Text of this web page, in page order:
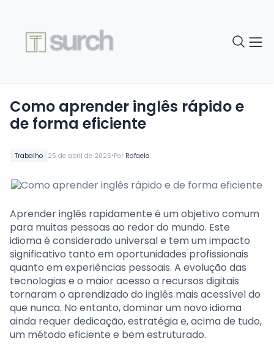
Trabalho 25 de abril de 2025•Por Rafaela
Como aprender inglês rápido e
de forma eficiente
Aprender inglês rapidamente é um objetivo comum
para muitas pessoas ao redor do mundo. Este
idioma é considerado universal e tem um impacto
significativo tanto em oportunidades profissionais
quanto em experiências pessoais. A evolução das
tecnologias e o maior acesso a recursos digitais
tornaram o aprendizado do inglês mais acessível do
que nunca. No entanto, dominar um novo idioma
ainda requer dedicação, estratégia e, acima de tudo,
um método eficiente e bem estruturado.